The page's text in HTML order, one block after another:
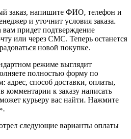
заказ, напишите ФИО, телефон и
и уточнит условия заказа.
вам придет подтверждение
или через СМС. Теперь останется
новой покупке.
режиме выглядит
полностью форму по
адрес, способ доставки, оплаты,
комментарии к заказу написать
курьеру вас найти. Нажмите
следующие варианты оплаты